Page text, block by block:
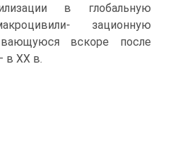
в глобальную
зационную
вскоре после
в XX в.